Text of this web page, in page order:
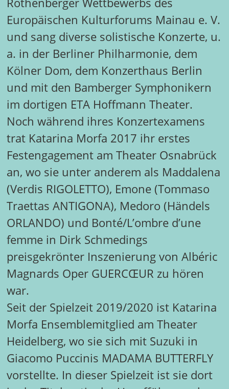
Europäischen Kulturforums Mainau e. V.
und sang diverse solistische Konzerte, u.
a. in der Berliner Philharmonie, dem
Kölner Dom, dem Konzerthaus Berlin
und mit den Bamberger Symphonikern
im dortigen ETA Hoffmann Theater.
Noch während ihres Konzertexamens
trat Katarina Morfa 2017 ihr erstes
Festengagement am Theater Osnabrück
an, wo sie unter anderem als Maddalena
(Verdis RIGOLETTO), Emone (Tommaso
Traettas ANTIGONA), Medoro (Händels
ORLANDO) und Bonté/L’ombre d’une
femme in Dirk Schmedings
preisgekrönter Inszenierung von Albéric
Magnards Oper GUERCŒUR zu hören
war.
Seit der Spielzeit 2019/2020 ist Katarina
Morfa Ensemblemitglied am Theater
Heidelberg, wo sie sich mit Suzuki in
Giacomo Puccinis MADAMA BUTTERFLY
vorstellte. In dieser Spielzeit ist sie dort